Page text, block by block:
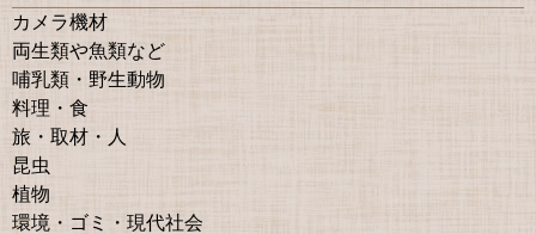
カメラ機材
両生類や魚類など
哺乳類・野生動物
料理・食
旅・取材・人
昆虫
植物
環境・ゴミ・現代社会